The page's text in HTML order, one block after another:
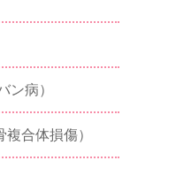
ン病）
合体損傷）